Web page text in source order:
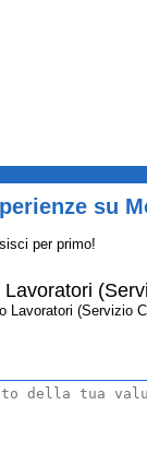
su
per primo!
Lavoratori (Servizio